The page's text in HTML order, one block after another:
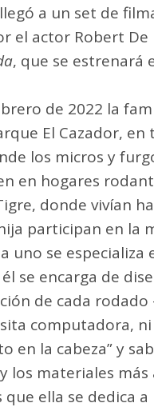
a un set de
el actor Robert De
, que se estrenará
de 2022 la
El Cazador, en
los micros y
en hogares
donde vivían
participan en la
uno se especializa
se encarga de
de cada rodado
computadora,
en la cabeza” y
los materiales
ella se dedica a